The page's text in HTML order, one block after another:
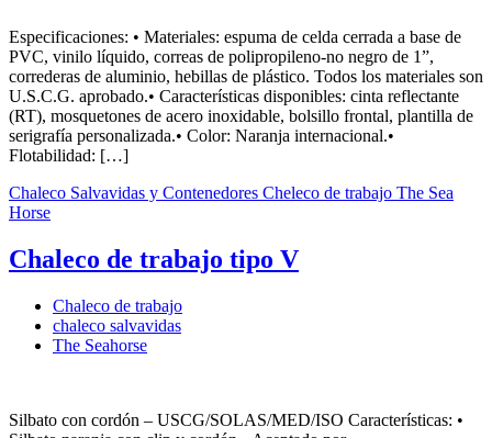
Especificaciones: • Materiales: espuma de celda cerrada a base de
PVC, vinilo líquido, correas de polipropileno-no negro de 1”,
correderas de aluminio, hebillas de plástico. Todos los materiales son
U.S.C.G. aprobado.• Características disponibles: cinta reflectante
(RT), mosquetones de acero inoxidable, bolsillo frontal, plantilla de
serigrafía personalizada.• Color: Naranja internacional.•
Flotabilidad: […]
Chaleco Salvavidas y Contenedores Cheleco de trabajo The Sea
Horse
Chaleco de trabajo tipo V
Chaleco de trabajo
chaleco salvavidas
The Seahorse
Silbato con cordón – USCG/SOLAS/MED/ISO Características: •